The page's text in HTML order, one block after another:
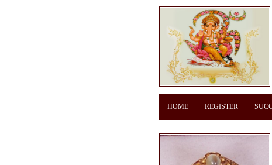
HOME REGISTER